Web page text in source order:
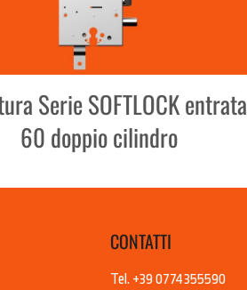
Serie SOFTLOCK entrata
60 doppio cilindro
CONTATTI
Tel. +39 0774355590